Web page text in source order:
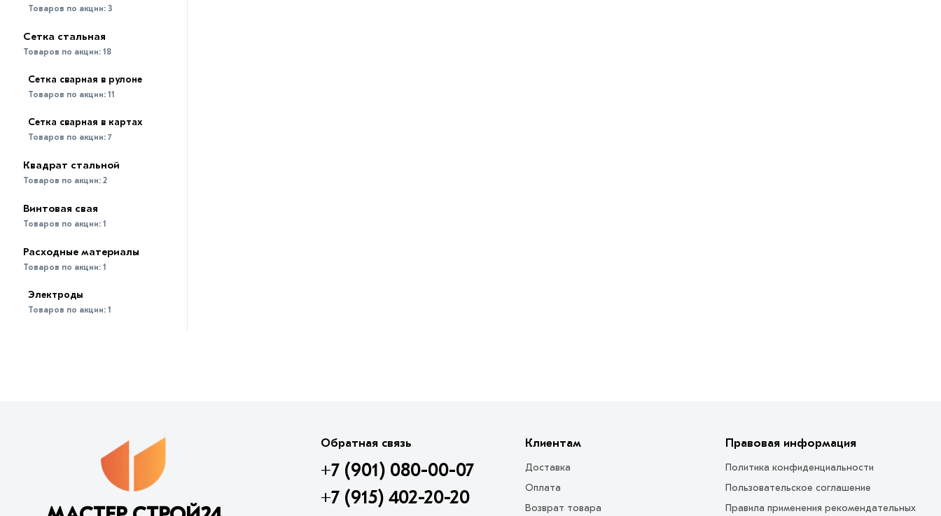
Товаров по акции:3
Сетка стальная
Товаров по акции:18
Сетка сварная в рулоне
Товаров по акции:11
Сетка сварная в картах
Товаров по акции:7
Квадрат стальной
Товаров по акции:2
Винтовая свая
Товаров по акции:1
Расходные материалы
Товаров по акции:1
Электроды
Товаров по акции:1
Обратная связь
+7 (901) 080-00-07
+7 (915) 402-20-20
Клиентам
Доставка
Оплата
Возврат товара
Правовая информация
Политика конфиденциальности
Пользовательское соглашение
Правила применения рекомендательных